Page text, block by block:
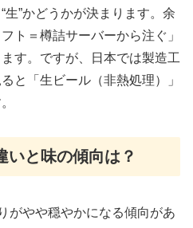
生”かどうかが決まります。余
ト＝樽詰サーバーから注ぐ」
す。ですが、日本では製造工
と「生ビール（非熱処理）」
いと味の傾向は？
がやや穏やかになる傾向があ